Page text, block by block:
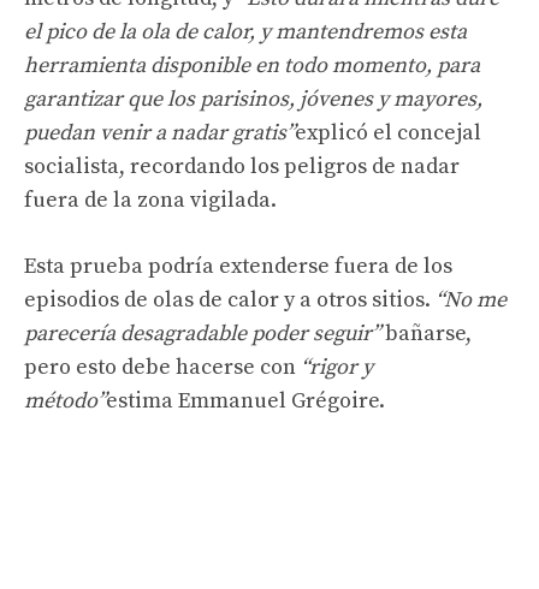
el pico de la ola de calor, y mantendremos esta
herramienta disponible en todo momento, para
garantizar que los parisinos, jóvenes y mayores,
puedan venir a nadar gratis”explicó el concejal
socialista, recordando los peligros de nadar
fuera de la zona vigilada.
Esta prueba podría extenderse fuera de los
episodios de olas de calor y a otros sitios. “No me
parecería desagradable poder seguir”bañarse,
pero esto debe hacerse con “rigor y
método”estima Emmanuel Grégoire.